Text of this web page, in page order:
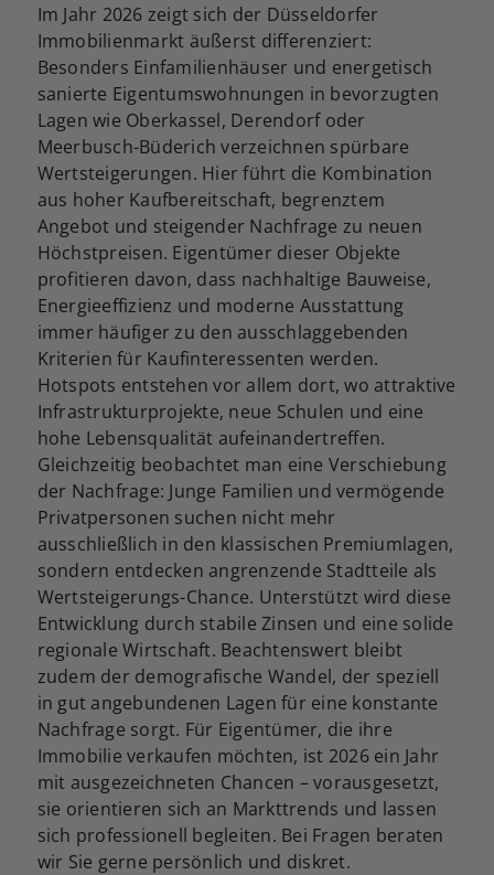
Im Jahr 2026 zeigt sich der Düsseldorfer
Immobilienmarkt äußerst differenziert:
Besonders Einfamilienhäuser und energetisch
sanierte Eigentumswohnungen in bevorzugten
Lagen wie Oberkassel, Derendorf oder
Meerbusch-Büderich verzeichnen spürbare
Wertsteigerungen. Hier führt die Kombination
aus hoher Kaufbereitschaft, begrenztem
Angebot und steigender Nachfrage zu neuen
Höchstpreisen. Eigentümer dieser Objekte
profitieren davon, dass nachhaltige Bauweise,
Energieeffizienz und moderne Ausstattung
immer häufiger zu den ausschlaggebenden
Kriterien für Kaufinteressenten werden.
Hotspots entstehen vor allem dort, wo attraktive
Infrastrukturprojekte, neue Schulen und eine
hohe Lebensqualität aufeinandertreffen.
Gleichzeitig beobachtet man eine Verschiebung
der Nachfrage: Junge Familien und vermögende
Privatpersonen suchen nicht mehr
ausschließlich in den klassischen Premiumlagen,
sondern entdecken angrenzende Stadtteile als
Wertsteigerungs-Chance. Unterstützt wird diese
Entwicklung durch stabile Zinsen und eine solide
regionale Wirtschaft. Beachtenswert bleibt
zudem der demografische Wandel, der speziell
in gut angebundenen Lagen für eine konstante
Nachfrage sorgt. Für Eigentümer, die ihre
Immobilie verkaufen möchten, ist 2026 ein Jahr
mit ausgezeichneten Chancen – vorausgesetzt,
sie orientieren sich an Markttrends und lassen
sich professionell begleiten. Bei Fragen beraten
wir Sie gerne persönlich und diskret.